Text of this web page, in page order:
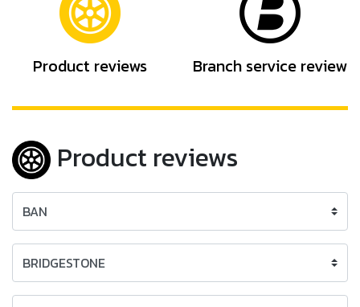
Product reviews Branch service review
Product reviews